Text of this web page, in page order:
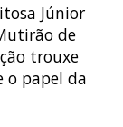
Júnior
de
trouxe
o papel da